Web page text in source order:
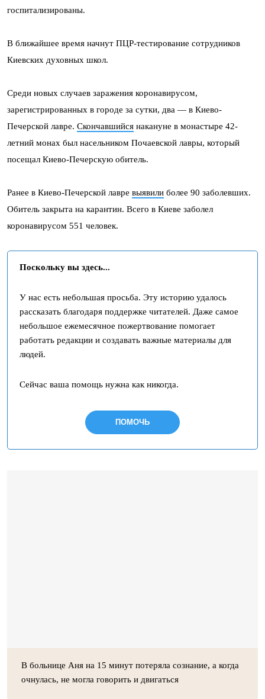
госпитализированы.
В ближайшее время начнут ПЦР-тестирование сотрудников
Киевских духовных школ.
Среди новых случаев заражения коронавирусом,
зарегистрированных в городе за сутки, два — в Киево-
Печерской лавре. Скончавшийся накануне в монастыре 42-
летний монах был насельником Почаевской лавры, который
посещал Киево-Печерскую обитель.
Ранее в Киево-Печерской лавре выявили более 90 заболевших.
Обитель закрыта на карантин. Всего в Киеве заболел
коронавирусом 551 человек.
Поскольку вы здесь...
У нас есть небольшая просьба. Эту историю удалось
рассказать благодаря поддержке читателей. Даже самое
небольшое ежемесячное пожертвование помогает
работать редакции и создавать важные материалы для
людей.
Сейчас ваша помощь нужна как никогда.
ПОМОЧЬ
В больнице Аня на 15 минут потеряла сознание, а когда
очнулась, не могла говорить и двигаться